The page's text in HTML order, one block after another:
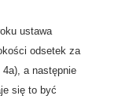
ustawa
odsetek za
a następnie
się to być